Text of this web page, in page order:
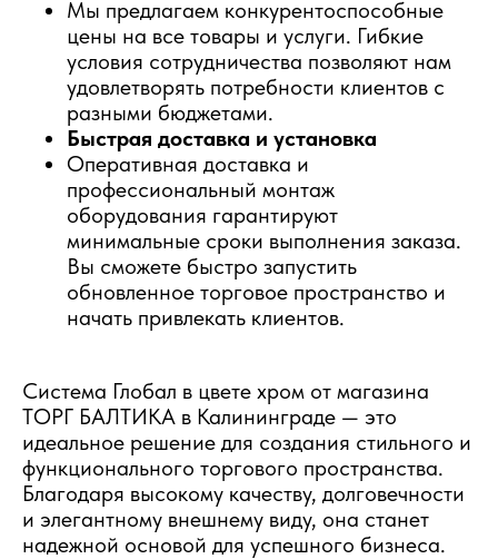
Мы предлагаем конкурентоспособные
цены на все товары и услуги. Гибкие
условия сотрудничества позволяют нам
удовлетворять потребности клиентов с
разными бюджетами.
Быстрая доставка и установка
Оперативная доставка и
профессиональный монтаж
оборудования гарантируют
минимальные сроки выполнения заказа.
Вы сможете быстро запустить
обновленное торговое пространство и
начать привлекать клиентов.
Система Глобал в цвете хром от магазина
ТОРГ БАЛТИКА в Калининграде — это
идеальное решение для создания стильного и
функционального торгового пространства.
Благодаря высокому качеству, долговечности
и элегантному внешнему виду, она станет
надежной основой для успешного бизнеса.